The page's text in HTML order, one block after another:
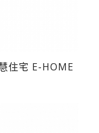
住宅 E-HOME